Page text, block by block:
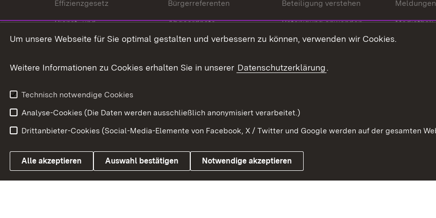
Effizienzgesetz
Dienst- und
Versorgungsbezüge
Weitere
Bürgerreferenten
Abgeordnete
Bürgerbeauftragte
Beteiligung verstehen
Beteiligung anwenden
Beteiligung stärken
Meldungen
Mediathek
Link zum Landesportal
Impressum Kontakt
Um unsere Webseite für Sie optimal gestalten und verbessern zu können, verwenden wir Cookies.
Weitere Informationen zu Cookies erhalten Sie in unserer Datenschutzerklärung.
Technisch notwendige Cookies
Analyse-Cookies (Die Daten werden ausschließlich anonymisiert verarbeitet.)
Drittanbieter-Cookies (Social-Media-Elemente von Facebook, X / Twitter und Google werden auf der gesamten
Alle akzeptieren Auswahl bestätigen Notwendige akzeptieren